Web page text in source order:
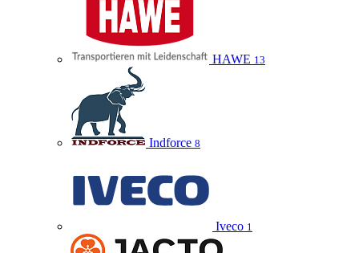
HAWE 13
Indforce 8
Iveco 1